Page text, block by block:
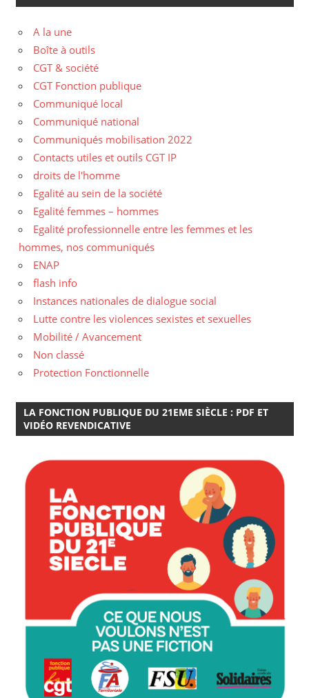
A la une
Boîte à outils
CGT & société
CGT Fonction publique
Communiqué local
Communiqué national
Communiqués mobilisation 2022
Contacts utiles et outils CGT IP
droits de l'homme
Egalité au sein de la société
Egalité femmes – hommes
Egalité professionnelle entre les femmes et les
hommes, nos communiqués
ENAP
flash info
Instances nationales de dialogue social
Lutte contre les violences sexistes et sexuelles
Mobilité / Avancement
Non classé
Protection Fonctionnelle
LA FONCTION PUBLIQUE DU 21EME SIÈCLE : PDF ET
VIDÉO REVENDICATIVE